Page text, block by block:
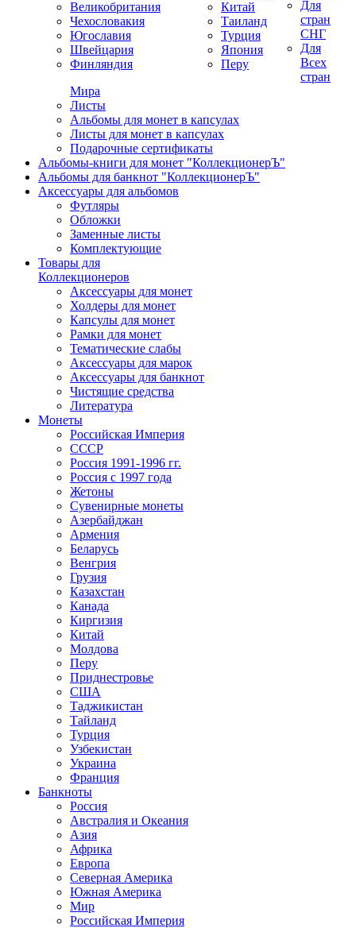
Великобритания
Чехословакия
Югославия
Швейцария
Финляндия
Китай
Таиланд
Турция
Япония
Перу
Для
стран
СНГ
Для
Всех
стран
Мира
Листы
Альбомы для монет в капсулах
Листы для монет в капсулах
Подарочные сертификаты
Альбомы-книги для монет "КоллекционерЪ"
Альбомы для банкнот "КоллекционерЪ"
Аксессуары для альбомов
Футляры
Обложки
Заменные листы
Комплектующие
Товары для
Коллекционеров
Аксессуары для монет
Холдеры для монет
Капсулы для монет
Рамки для монет
Тематические слабы
Аксессуары для марок
Аксессуары для банкнот
Чистящие средства
Литература
Монеты
Российская Империя
СССР
Россия 1991-1996 гг.
Россия с 1997 года
Жетоны
Сувенирные монеты
Азербайджан
Армения
Беларусь
Венгрия
Грузия
Казахстан
Канада
Киргизия
Китай
Молдова
Перу
Приднестровье
США
Таджикистан
Тайланд
Турция
Узбекистан
Украина
Франция
Банкноты
Россия
Австралия и Океания
Азия
Африка
Европа
Северная Америка
Южная Америка
Мир
Российская Империя